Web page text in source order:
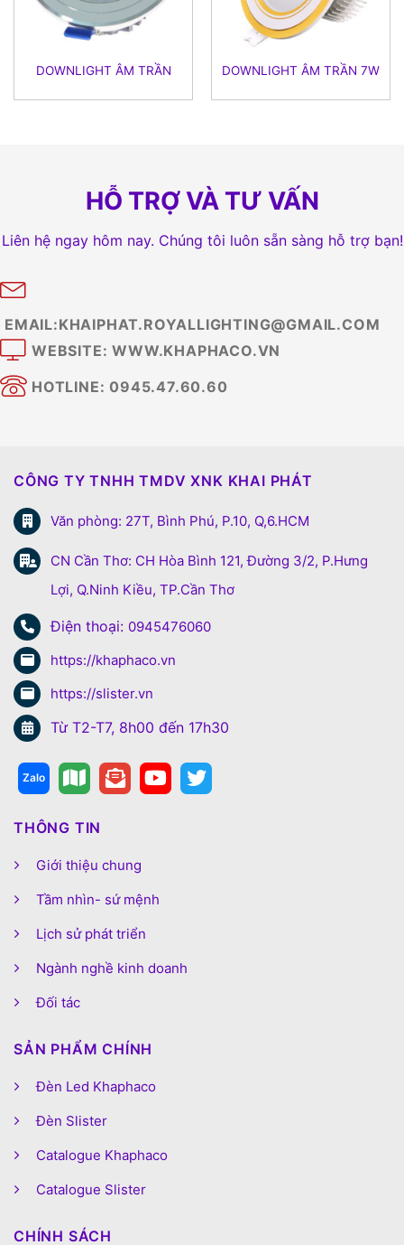
DOWNLIGHT ÂM TRẦN DOWNLIGHT ÂM TRẦN 7W
HỖ TRỢ VÀ TƯ VẤN
Liên hệ ngay hôm nay. Chúng tôi luôn sẵn sàng hỗ trợ bạn!
EMAIL:KHAIPHAT.ROYALLIGHTING@GMAIL.COM
WEBSITE: WWW.KHAPHACO.VN
HOTLINE: 0945.47.60.60
CÔNG TY TNHH TMDV XNK KHAI PHÁT
Văn phòng: 27T, Bình Phú, P.10, Q,6.HCM
CN Cần Thơ: CH Hòa Bình 121, Đường 3/2, P.Hưng
Lợi, Q.Ninh Kiều, TP.Cần Thơ
Điện thoại: 0945476060
https://khaphaco.vn
https://slister.vn
Từ T2-T7, 8h00 đến 17h30
THÔNG TIN
Giới thiệu chung
Tầm nhìn- sứ mệnh
Lịch sử phát triển
Ngành nghề kinh doanh
Đối tác
SẢN PHẨM CHÍNH
Đèn Led Khaphaco
Đèn Slister
Catalogue Khaphaco
Catalogue Slister
CHÍNH SÁCH